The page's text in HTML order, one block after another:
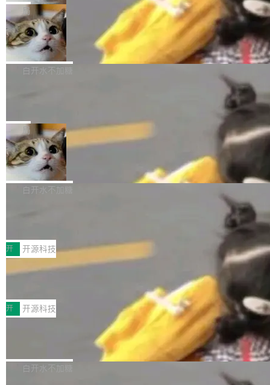
提升： 原生支持4K图像生成； 更精细的局部纹
理、细节与真实世界质感； 更准确的中英文文字
生成与复杂版式组织； 更稳定的图...
是 Ubuntu 专有的，不会用在其他发行版上。」
所以 deb 版本的受众实际上为零。既然只有 Ub
untu 用户在用，那用 snap 打包就没什么可纠结
的。 从 deb 到 snap 的迁移路径 hwctl 是 rust-
hwlib 硬件 API 库的一部分，命令行工具负责查
隔了几天。 Lilian Weng 上周刚宣布因健康原因
离开 Thinking Machines Lab，说自己作为联合
创始人的角色「太累了」。几天后，The Inform
ation 就曝出她将重回 OpenAI，负责递归自我
改进方向的研究。她是 Thinking Machines 过
一在人才争夺战中失血的公司。六月，Google
连失两员大将：Noam Shazeer 去了 Op...
局
FFmpeg 9.0 发布
FFmpeg 9.0 现已发布，包含多项改进。官方更
新日志列出的 9.0 版本主要更新内容如下： 扩
er HE-AAC 960 解码 (DAB+) transpose_cuda
filter 添加 AMF Frame Rate Converter (vf_frc
_amf) filter SMPTE 2094-50 元数据支持和直
通 ProRes RAW VideoToolbox 硬件加速器 AP
V ...
白开水不加糖
Code 在 X 上发帖：「DeepSeek Flash did 8T
tokens on August 1st. 5T of free usage + 3T
on OpenCode Go.」79.8 万次浏览，连带着 #
DeepSeek一天消耗了8万亿# 上了微博热搜——
注意这是 OpenCode 一家的消耗。 OpenCode
不完。」5T 来自免费额度，3T 来自 Go...
局
NetBSD 11.0 正式发布
NetBSD 11.0 现已正式发布，这是 NetBSD 操
作系统的第十八个主要版本。 自 NetBSD 10.1
ve JH71XX 的设备，例如 VisionFive 2、PINE
64 STAR64，以及 QEMU。 增强了对 POSIX.1
-2024 和 C23 编程接口标准的兼容性。 compat
_linux(8) 增强了对 Linux 系统调用的支持，包
括 epoll（围绕 kqueue 实现）、POSIX 消息队
列、...
白开水不加糖
案
享会在上海举办。鸿蒙生态的全场景智慧营销平
台鲸鸿动能协同华为游戏中心，面向游戏行业开
发者及生态伙伴，系统呈现了平台在游戏领域的
完整能力版图——从IAP高价值用户的全周期经
营、到IAA游戏的“买变一体”正循环、再到联运与
广告协同的全链路经营闭环，以及面向全球市场
的出海增长布局。 华为终端云业务商业化销售负
责人在开场致辞中表示，游戏开发者的核心诉求
已不再是“多一个投放渠道”，而是一套能够持续
开 开源科技
技嘉X3D系列再添新成员 B850 AORU
面向AMD Ryzen X3D处理器玩家，技嘉X3D系
列主板阵容迎来新成员——B850 AORUS ELITE
X3D。作为面向主流高性能平台打造的全新主板
产品，B850 AORUS ELITE X3D延续技嘉在X3
D平台优化上的技术积累，旨在为游戏玩家带来
更稳定、更高效的装机选择。 B850 AORUS ELI
开 开源科技
Zadig v5.0 发布：AI 发布专员与 AI 审
我们团队这几天最大的卡点不是 AI 写得不够
好，是 AI 写得太好了。 好到审查排期从两天的
白开水不加糖